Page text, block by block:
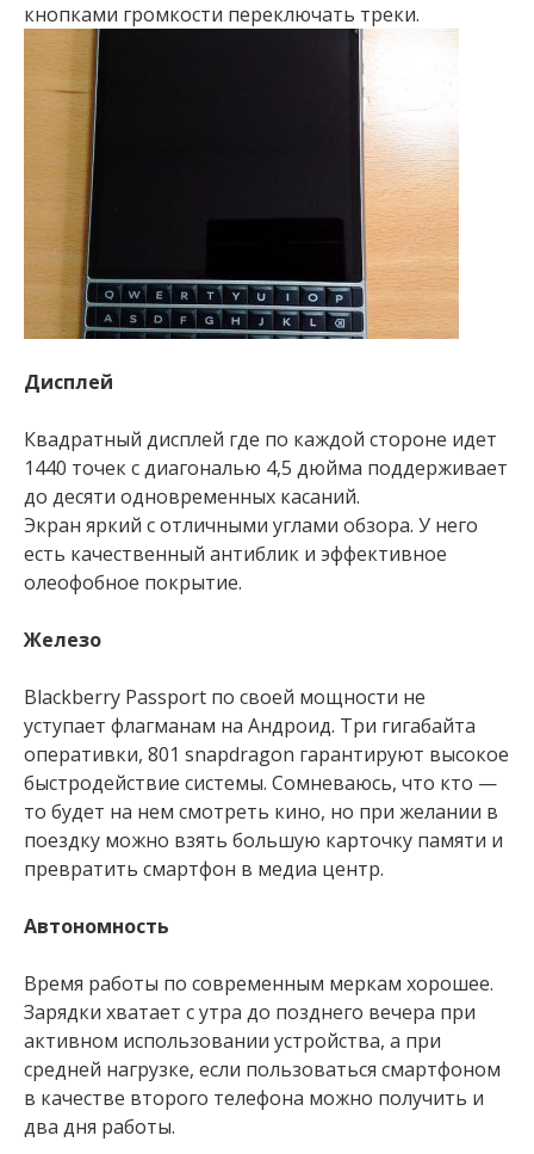
кнопками громкости переключать треки.
Дисплей
Квадратный дисплей где по каждой стороне идет
1440 точек с диагональю 4,5 дюйма поддерживает
до десяти одновременных касаний.
Экран яркий с отличными углами обзора. У него
есть качественный антиблик и эффективное
олеофобное покрытие.
Железо
Вlackberry Passport по своей мощности не
уступает флагманам на Андроид. Три гигабайта
оперативки, 801 snapdragon гарантируют высокое
быстродействие системы. Сомневаюсь, что кто —
то будет на нем смотреть кино, но при желании в
поездку можно взять большую карточку памяти и
превратить смартфон в медиа центр.
Автономность
Время работы по современным меркам хорошее.
Зарядки хватает с утра до позднего вечера при
активном использовании устройства, а при
средней нагрузке, если пользоваться смартфоном
в качестве второго телефона можно получить и
два дня работы.